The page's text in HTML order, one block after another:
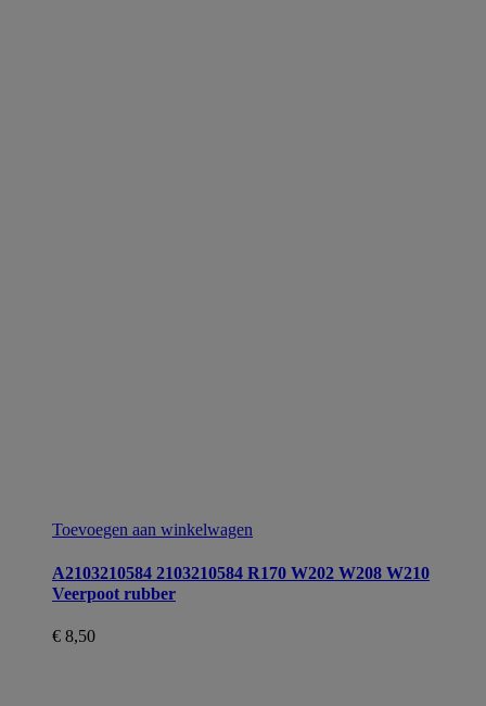
Toevoegen aan winkelwagen
A2103210584 2103210584 R170 W202 W208 W210
Veerpoot rubber
€ 8,50